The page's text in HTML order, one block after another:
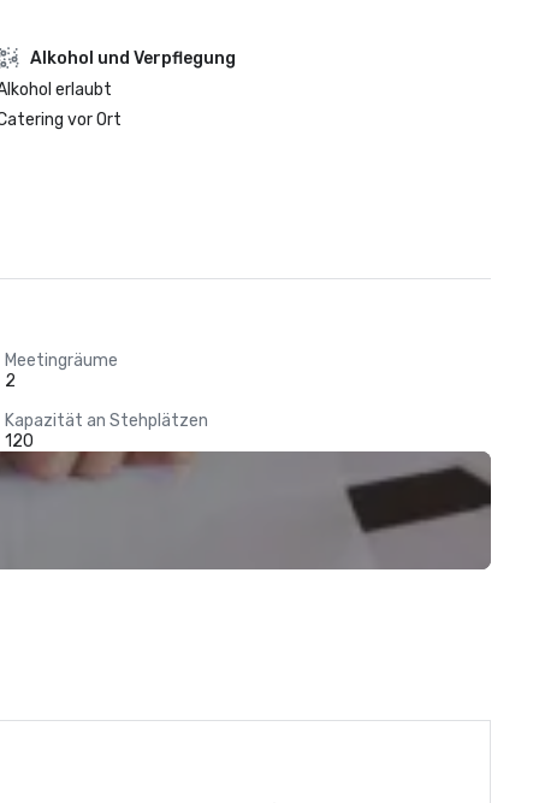
‪Alkohol‬ und Verpflegung
erlaubt
vor Ort
Meetingräume
2
Kapazität an Stehplätzen
120